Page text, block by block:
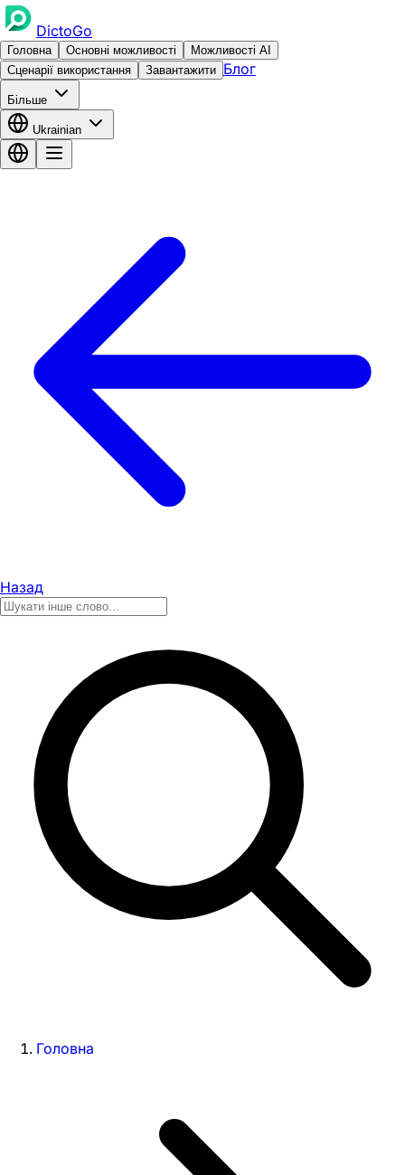
DictoGo
Головна Основні можливості
Можливості AI
Сценарії використання
Завантажити Блог
Більше
Ukrainian
Назад
Головна